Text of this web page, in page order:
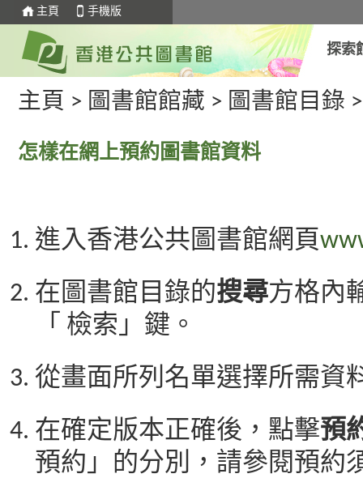
主頁 手機版
探索
主頁 > 圖書館館藏 > 圖書館目錄
怎樣在網上預約圖書館資料
進入香港公共圖書館網頁
在圖書館目錄的搜尋方格內
「 檢索」鍵。
從畫面所列名單選擇所需資
在確定版本正確後，點擊預
預約」的分別，請參閱預約